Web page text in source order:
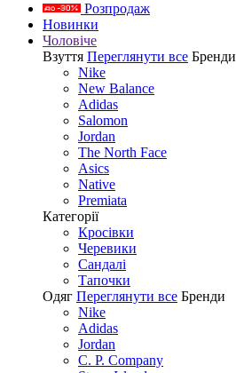
Розпродаж
Новинки
Чоловіче
Взуття Переглянути все Бренди
Nike
New Balance
Adidas
Salomon
Jordan
The North Face
Asics
Native
Premiata
Категорії
Кросівки
Черевики
Сандалі
Tапочки
Одяг Переглянути все Бренди
Nike
Adidas
Jordan
C. P. Company